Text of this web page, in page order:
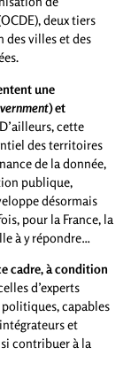
deux tiers
des villes et des
une
) et
D’ailleurs, cette
des territoires
de la donnée,
publique,
désormais
pour la France, la
à y répondre…
cadre, à condition
d’experts
capables
et
contribuer à la